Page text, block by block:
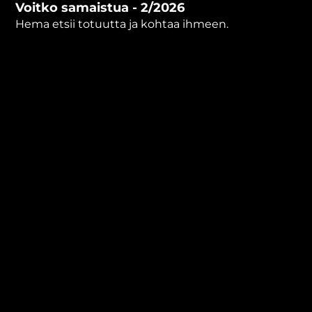
minutes,
33
seconds
Voitko samaistua - 2/2026
Hema etsii totuutta ja kohtaa ihmeen.